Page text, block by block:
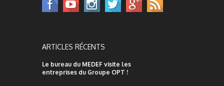
ARTICLES RÉCENTS
Le bureau du MEDEF visite les
entreprises du Groupe OPT !